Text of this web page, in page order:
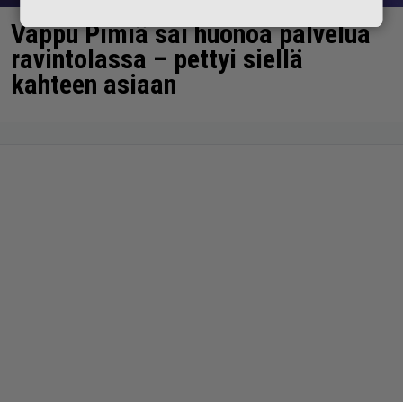
Vappu Pimiä sai huonoa palvelua
ravintolassa – pettyi siellä
kahteen asiaan